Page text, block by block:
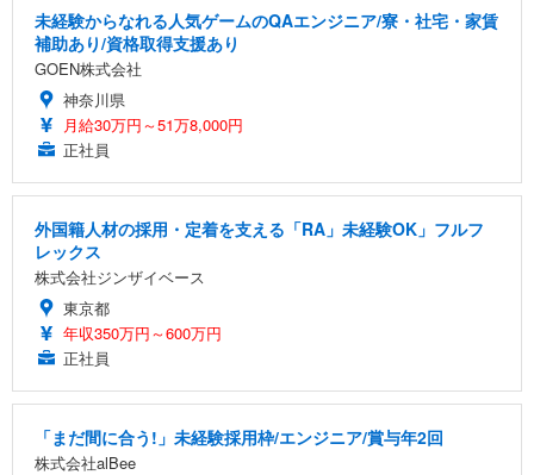
未経験からなれる人気ゲームのQAエンジニア/寮・社宅・家賃
補助あり/資格取得支援あり
GOEN株式会社
神奈川県
月給30万円～51万8,000円
正社員
外国籍人材の採用・定着を支える「RA」未経験OK」フルフ
レックス
株式会社ジンザイベース
東京都
年収350万円～600万円
正社員
「まだ間に合う!」未経験採用枠/エンジニア/賞与年2回
株式会社alBee